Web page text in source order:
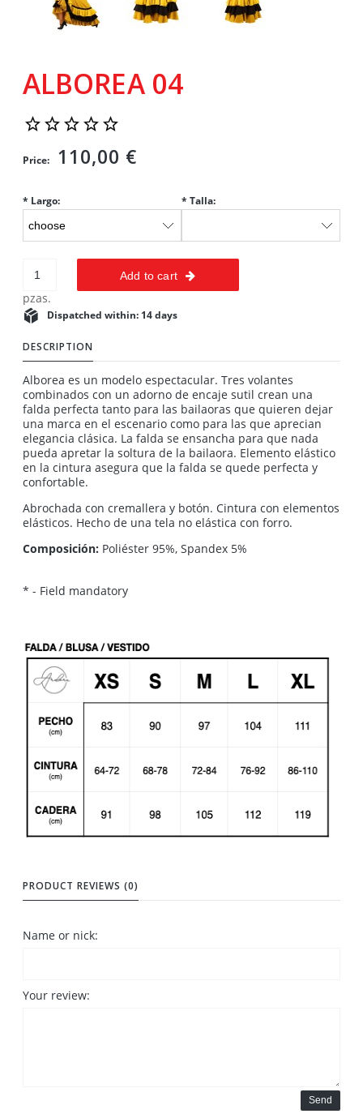
ALBOREA 04
Price: 110,00 €
* Largo: * Talla:
pzas.
Add to cart
Dispatched within: 14 days
DESCRIPTION
Alborea es un modelo espectacular. Tres volantes
combinados con un adorno de encaje sutil crean una
falda perfecta tanto para las bailaoras que quieren dejar
una marca en el escenario como para las que aprecian
elegancia clásica. La falda se ensancha para que nada
pueda apretar la soltura de la bailaora. Elemento elástico
en la cintura asegura que la falda se quede perfecta y
confortable.
Abrochada con cremallera y botón. Cintura con elementos
elásticos. Hecho de una tela no elástica con forro.
Composición: Poliéster 95%, Spandex 5%
* - Field mandatory
PRODUCT REVIEWS (0)
Name or nick:
Your review:
Send